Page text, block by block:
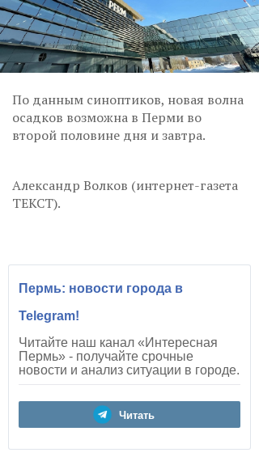
По данным синоптиков, новая волна
осадков возможна в Перми во
второй половине дня и завтра.
Александр Волков (интернет-газета
ТЕКСТ).
Пермь: новости города в
Telegram!
Читайте наш канал «Интересная
Пермь» - получайте срочные
новости и анализ ситуации в городе.
Читать